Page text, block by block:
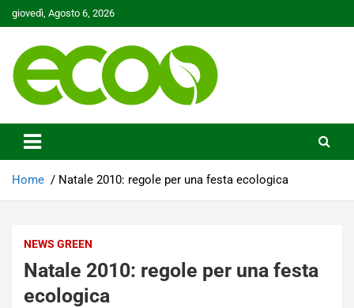
Skip
to
giovedì, Agosto 6, 2026
Ecoo.it
Home Natale 2010: regole per una festa ecologica
NEWS GREEN
Natale 2010: regole per una festa
ecologica